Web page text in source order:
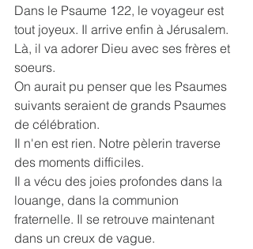
Dans le Psaume 122, le voyageur est
tout joyeux. Il arrive enfin à Jérusalem.
Là, il va adorer Dieu avec ses frères et
soeurs.
On aurait pu penser que les Psaumes
suivants seraient de grands Psaumes
de célébration.
Il n'en est rien. Notre pèlerin traverse
des moments difficiles.
Il a vécu des joies profondes dans la
louange, dans la communion
fraternelle. Il se retrouve maintenant
dans un creux de vague.